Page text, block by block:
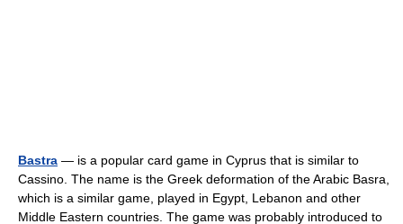
Bastra — is a popular card game in Cyprus that is similar to
Cassino. The name is the Greek deformation of the Arabic Basra,
which is a similar game, played in Egypt, Lebanon and other
Middle Eastern countries. The game was probably introduced to